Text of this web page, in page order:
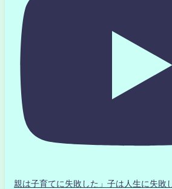
親は子育てに失敗した」子は人生に失敗